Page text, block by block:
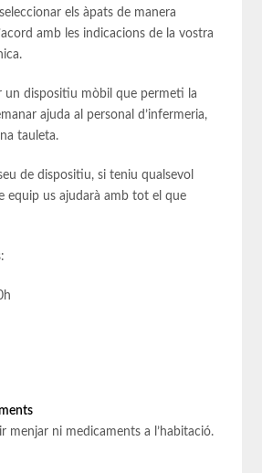
els àpats de manera
amb les indicacions de la vostra
un dispositiu mòbil que permeti la
ajuda al personal d’infermeria,
tauleta.
de dispositiu, si teniu qualsevol
equip us ajudarà amb tot el que
menjar ni medicaments a l’habitació.